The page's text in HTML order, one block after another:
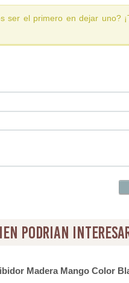
ser el primero en dejar uno?
podrian
Madera Mango Color